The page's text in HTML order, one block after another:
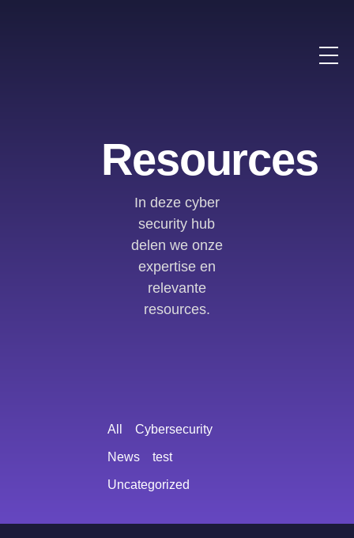
Resources
In deze cyber
security hub
delen we onze
expertise en
relevante
resources.
Cybersecurity
News test
Uncategorized
All